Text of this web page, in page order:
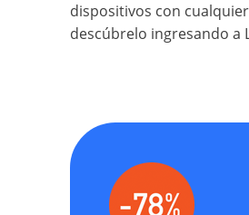
dispositivos con
descúbrelo ingresando a